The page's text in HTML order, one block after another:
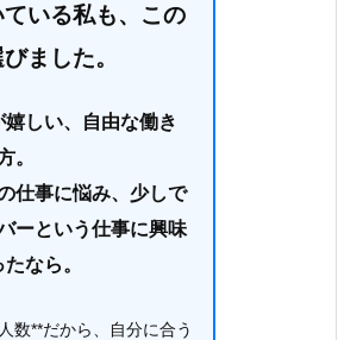
いる私も、この
ました。
嬉しい、自由な働き
。
仕事に悩み、少しで
ーという仕事に興味
なら。
数**だから、自分に合う